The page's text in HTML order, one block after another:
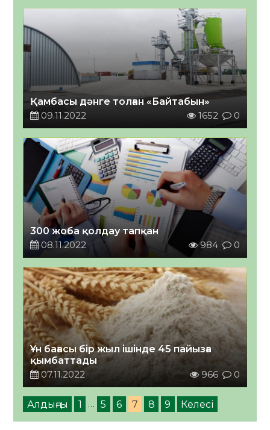
Қамбасы дәнге толған «Байтабын»
09.11.2022
1652 0
300 жоба қолдау тапқан
08.11.2022
984 0
Ұн бағасы бір жыл ішінде 45 пайызға
қымбаттады
07.11.2022
966 0
Алдыңғы 1 … 5 6 7 8 9 Келесі